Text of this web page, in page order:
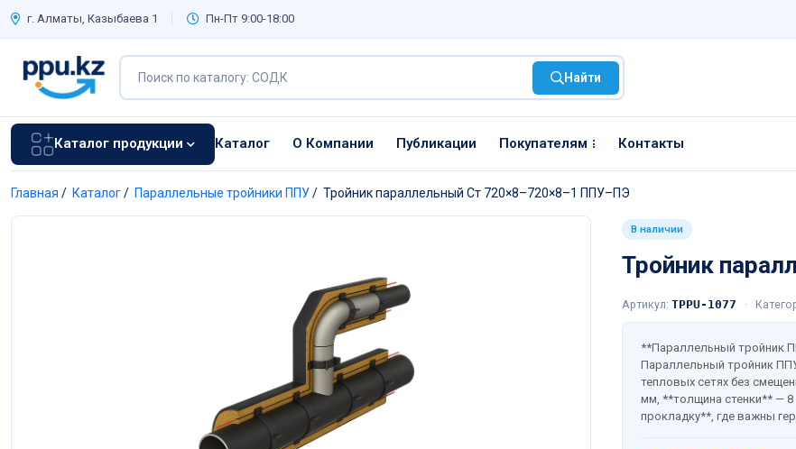
г. Алматы, Казыбаева 1 Пн-Пт 9:00-18:00
Найти
Каталог продукции Каталог О Компании Публикации Покупателям Контакты
Главная / Каталог/ Параллельные тройники ППУ/ Тройник параллельный Ст 720×8–720×8–1 ППУ–ПЭ
В наличии
Тройник
Артикул: TPPU-1077 ·
**Параллельный тройник
Параллельный тройник
тепловых сетях без
мм, **толщина стенки** —
прокладку**, где важны